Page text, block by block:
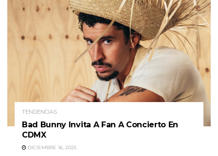
TENDENCIAS
Bad Bunny Invita A Fan A Concierto En
CDMX
DICIEMBRE 16, 2025